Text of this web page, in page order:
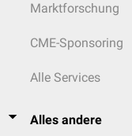
Marktforschung
CME-Sponsoring
Alle Services
Alles andere